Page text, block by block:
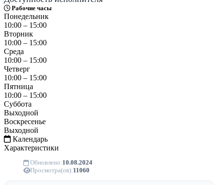
Рабочие часы
Понедельник
10:00 – 15:00
Вторник
10:00 – 15:00
Среда
10:00 – 15:00
Четверг
10:00 – 15:00
Пятница
10:00 – 15:00
Суббота
Выходной
Воскресенье
Выходной
Календарь
Характеристики
Обновлено:10.08.2024
Просмотра(ов):11060